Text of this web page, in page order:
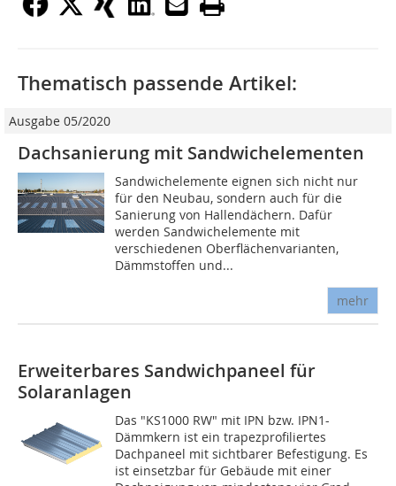
Thematisch passende Artikel:
Ausgabe 05/2020
Dachsanierung mit Sandwichelementen
Sandwichelemente eignen sich nicht nur
für den Neubau, sondern auch für die
Sanierung von Hallendächern. Dafür
werden Sandwichelemente mit
verschiedenen Oberflächenvarianten,
Dämmstoffen und...
mehr
Erweiterbares Sandwichpaneel für
Solaranlagen
Das "KS1000 RW" mit IPN bzw. IPN1-
Dämmkern ist ein trapezprofiliertes
Dachpaneel mit sichtbarer Befestigung. Es
ist einsetzbar für Gebäude mit einer